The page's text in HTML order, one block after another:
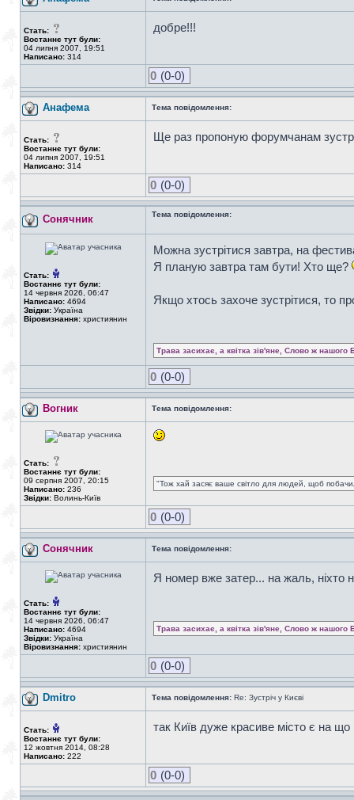
Стать:
Востаннє тут були:
04 липня 2007, 19:51
Написано: 314
добре!!!
0 (0-0)
Анафема Тема повідомлення:
Стать:
Востаннє тут були:
04 липня 2007, 19:51
Написано: 314
Ще раз пропоную форумчанам
0 (0-0)
Сонячник Тема повідомлення:
Стать:
Востаннє тут були:
14 червня 2026, 06:47
Написано: 4694
Звідки: Україна
Віровизнання: християнин
Можна зустрітися завтра, на
Я планую завтра там бути! Хто ще?
Якщо хтось захоче зустрітися, то
Трава засихає, а квітка зів'яне, Слово ж нашого
0 (0-0)
Вогник Тема повідомлення:
Стать:
Востаннє тут були:
09 серпня 2007, 20:15
Написано: 236
Звідки: Волинь-Київ
"Тож хай засяє ваше світло для людей, щоб
0 (0-0)
Сонячник Тема повідомлення:
Стать:
Востаннє тут були:
14 червня 2026, 06:47
Написано: 4694
Звідки: Україна
Віровизнання: християнин
Я номер вже затер... на жаль, ніхто
Трава засихає, а квітка зів'яне, Слово ж нашого
0 (0-0)
Dmitro Тема повідомлення: Re: Зустріч у Києві
Стать:
Востаннє тут були:
12 жовтня 2014, 08:28
Написано: 222
так Київ дуже красиве місто є на
0 (0-0)